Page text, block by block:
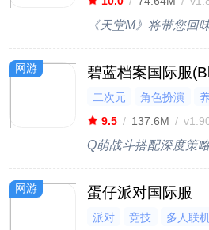
《天堂M》将带您回
网游 碧蓝档案国际服
二次元 角色扮演
3D9.5 / 137.6M /
网游 蛋仔派对国际服
派对 竞技 多人联